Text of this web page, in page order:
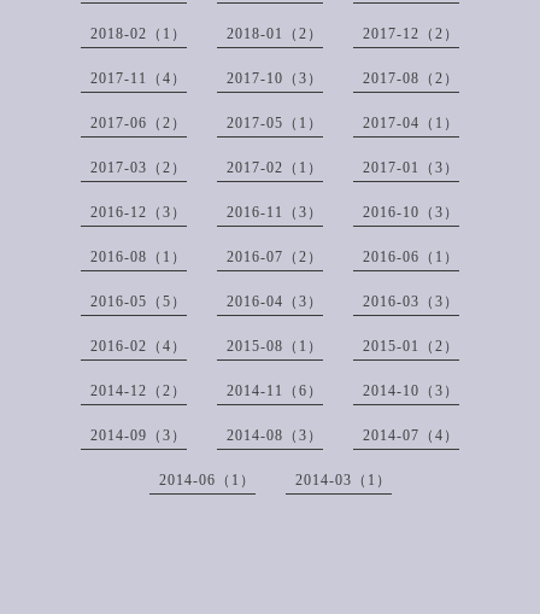
2018-02（1） 2018-01（2） 2017-12（2）
2017-11（4） 2017-10（3） 2017-08（2）
2017-06（2） 2017-05（1） 2017-04（1）
2017-03（2） 2017-02（1） 2017-01（3）
2016-12（3） 2016-11（3） 2016-10（3）
2016-08（1） 2016-07（2） 2016-06（1）
2016-05（5） 2016-04（3） 2016-03（3）
2016-02（4） 2015-08（1） 2015-01（2）
2014-12（2） 2014-11（6） 2014-10（3）
2014-09（3） 2014-08（3） 2014-07（4）
2014-06（1） 2014-03（1）